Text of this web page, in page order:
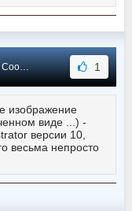
#101 1
изображение
виде ...) -
версии 10,
весьма непросто